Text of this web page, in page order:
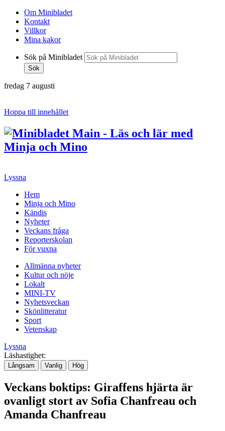
Om Minibladet
Kontakt
Villkor
Mina kakor
Sök på Minibladet
Sök
fredag 7 augusti
Hoppa till innehållet
Lyssna
Hem
Minja och Mino
Kändis
Nyheter
Veckans fråga
Reporterskolan
För vuxna
Allmänna nyheter
Kultur och nöje
Lokalt
MINI-TV
Nyhetsveckan
Skönlitteratur
Sport
Vetenskap
Lyssna
Läshastighet:
Långsam Vanlig Hög
Veckans boktips: Giraffens hjärta är
ovanligt stort av Sofia Chanfreau och
Amanda Chanfreau